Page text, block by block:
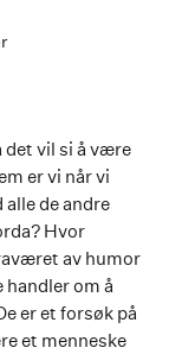
det vil si å være
er vi når vi
de andre
Hvor
av humor
handler om å
er et forsøk på
et menneske